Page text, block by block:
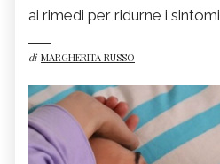
ai rimedi per ridurne i sintomi
di MARGHERITA RUSSO